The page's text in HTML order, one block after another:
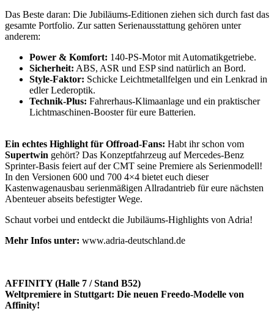
Das Beste daran: Die Jubiläums-Editionen ziehen sich durch fast das
gesamte Portfolio. Zur satten Serienausstattung gehören unter
anderem:
Power & Komfort: 140-PS-Motor mit Automatikgetriebe.
Sicherheit: ABS, ASR und ESP sind natürlich an Bord.
Style-Faktor: Schicke Leichtmetallfelgen und ein Lenkrad in
edler Lederoptik.
Technik-Plus: Fahrerhaus-Klimaanlage und ein praktischer
Lichtmaschinen-Booster für eure Batterien.
Ein echtes Highlight für Offroad-Fans: Habt ihr schon vom
Supertwin gehört? Das Konzeptfahrzeug auf Mercedes-Benz
Sprinter-Basis feiert auf der CMT seine Premiere als Serienmodell!
In den Versionen 600 und 700 4×4 bietet euch dieser
Kastenwagenausbau serienmäßigen Allradantrieb für eure nächsten
Abenteuer abseits befestigter Wege.
Schaut vorbei und entdeckt die Jubiläums-Highlights von Adria!
Mehr Infos unter: www.adria-deutschland.de
AFFINITY (Halle 7 / Stand B52)
Weltpremiere in Stuttgart: Die neuen Freedo-Modelle von
Affinity!